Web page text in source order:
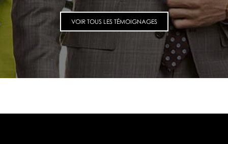
VOIR TOUS LES TÉMOIGNAGES